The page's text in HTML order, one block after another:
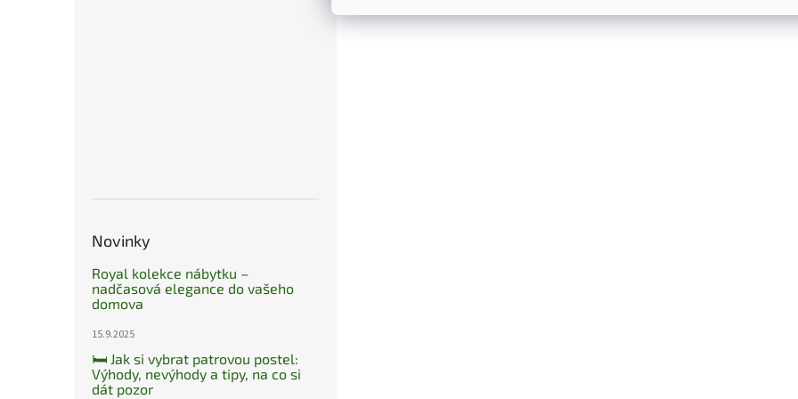
Novinky
Royal kolekce nábytku –
nadčasová elegance do vašeho
domova
15.9.2025
🛏️ Jak si vybrat patrovou postel:
Výhody, nevýhody a tipy, na co si
dát pozor